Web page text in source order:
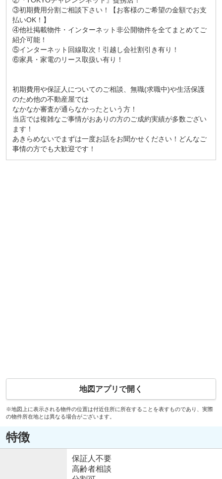
③初期費用分割ご相談下さい！【お客様のご希望の金額でお支
払いOK！】
④他社掲載物件・インターネット非公開物件を全てまとめてご
紹介可能！
⑤インターネット回線取次！引越し会社割引き有り！
⑥家具・家電のリース取扱い有り！
初期費用や保証人についてのご相談、無職(求職中)や生活保護
のため他の不動産屋では
なかなか審査が通らなかったという方！
当店では複雑なご事情がおありの方のご成約実績が多数ござい
ます！
あきらめないでまずは一度お話をお聞かせください！どんなご
事情の方でも大歓迎です！
地図アプリで開く
※地図上に表示される物件の位置は付近住所に所在することを表すものであり、実際
の物件所在地とは異なる場合がございます。
特徴
保証人不要
高齢者相談